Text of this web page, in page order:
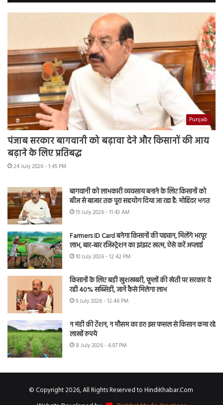
Punjab
पंजाब सरकार बागवानी को बढ़ावा देने और किसानों की आय
बढ़ाने के लिए प्रतिबद्ध
24 July 2026 - 1:45 PM
बागवानी को लाभकारी व्यवसाय बनाने के लिए किसानों को
बीज से बाजार तक पूरा सहयोग दिया जा रहा है: मोहिंदर भगत
15 July 2026 - 11:43 AM
Farmers ID Card बनेगा किसानों की पहचान, मिलेंगे भरपूर
लाभ, बार-बार रजिस्ट्रेशन का झंझट खत्म, ऐसे करें अप्लाई
10 July 2026 - 12:42 PM
किसानों के लिए बड़ी खुशखबरी, फूलों की खेती पर सरकार दे
रही 40% सब्सिडी, जानें कैसे मिलेगा लाभ
9 July 2026 - 12:46 PM
न मंडी की टेंशन, न मौसम का डर! इस फसल से किसान कमा रहे
लाखों रुपये
8 July 2026 - 6:07 PM
© Copyright 2026, All Rights Reserved to HindiKhabar.Com